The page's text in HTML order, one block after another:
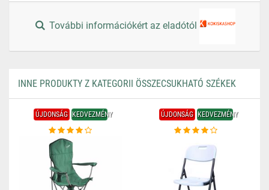
További információkért az eladótól
INNE PRODUKTY Z KATEGORII ÖSSZECSUKHATÓ SZÉKEK
ÚJDONSÁG KEDVEZMÉNY ÚJDONSÁG KEDVEZMÉNY